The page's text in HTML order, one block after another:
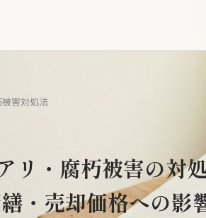
害対処法
リ・腐朽被害の対
・売却価格への影